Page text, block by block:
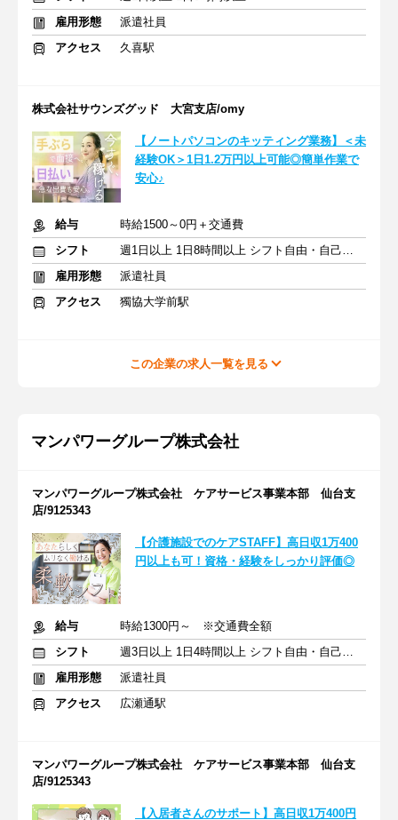
雇用形態
派遣社員
アクセス
久喜駅
株式会社サウンズグッド 大宮支店/omy
【ノートパソコンのキッティング業務】＜未
経験OK＞1日1.2万円以上可能◎簡単作業で
安心♪
給与
時給1500～0円＋交通費
シフト
週1日以上 1日8時間以上 シフト自由・自己申告
雇用形態
派遣社員
アクセス
獨協大学前駅
この企業の求人一覧を見る
マンパワーグループ株式会社
マンパワーグループ株式会社 ケアサービス事業本部 仙台支
店/9125343
【介護施設でのケアSTAFF】高日収1万400
円以上も可！資格・経験をしっかり評価◎
給与
時給1300円～ ※交通費全額
シフト
週3日以上 1日4時間以上 シフト自由・自己申告
雇用形態
派遣社員
アクセス
広瀬通駅
マンパワーグループ株式会社 ケアサービス事業本部 仙台支
店/9125343
【入居者さんのサポート】高日収1万400円